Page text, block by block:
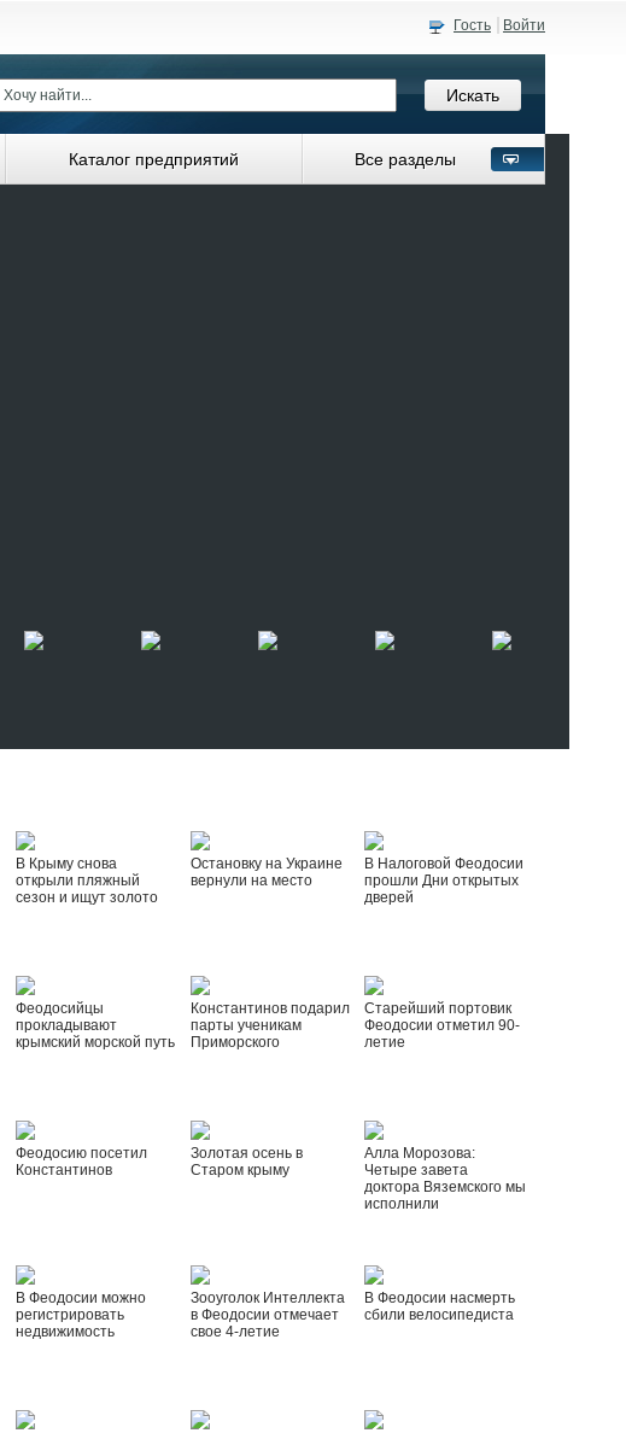
Гость Войти
Каталог предприятий Все разделы
В Крыму снова
открыли пляжный
сезон и ищут золото
Остановку на Украине
вернули на место
В Налоговой Феодосии
прошли Дни открытых
дверей
Феодосийцы
прокладывают
крымский морской путь
Константинов подарил
парты ученикам
Приморского
Старейший портовик
Феодосии отметил 90-
летие
Феодосию посетил
Константинов
Золотая осень в
Старом крыму
Алла Морозова:
Четыре завета
доктора Вяземского мы
исполнили
В Феодосии можно
регистрировать
недвижимость
Зооуголок Интеллекта
в Феодосии отмечает
свое 4-летие
В Феодосии насмерть
сбили велосипедиста